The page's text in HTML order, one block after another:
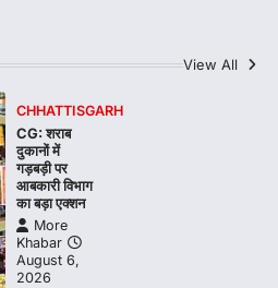
View All
CHHATTISGARH
CG: शराब
दुकानों में
गड़बड़ी पर
आबकारी विभाग
का बड़ा एक्शन
More
Khabar
August 6,
2026